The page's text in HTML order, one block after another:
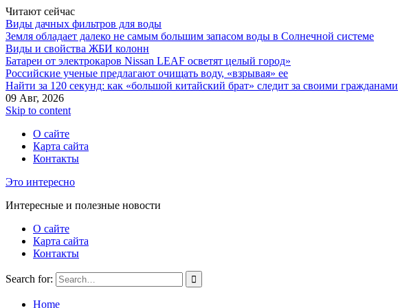
Читают сейчас
Виды дачных фильтров для воды
Земля обладает далеко не самым большим запасом воды в Солнечной системе
Виды и свойства ЖБИ колонн
Батареи от электрокаров Nissan LEAF осветят целый город»
Российские ученые предлагают очищать воду, «взрывая» ее
Найти за 120 секунд: как «большой китайский брат» следит за своими гражданами
09 Авг, 2026
Skip to content
О сайте
Карта сайта
Контакты
Это интересно
Интересные и полезные новости
О сайте
Карта сайта
Контакты
Search for:
Home